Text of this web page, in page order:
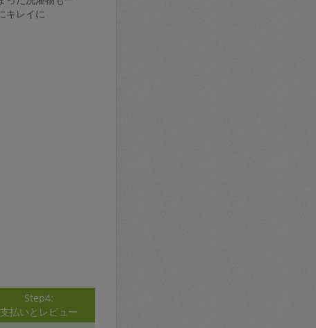
キレイに
Step4:
支払いとレビュー